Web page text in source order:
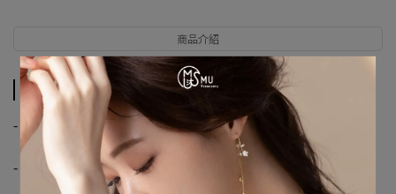
商品介紹
商品介紹
-
【優尼聖運動聯盟】
-